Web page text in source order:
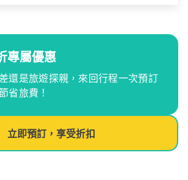
專屬優惠
還是旅遊探親，來回行程一次預訂
省旅費！
立即預訂，享受折扣